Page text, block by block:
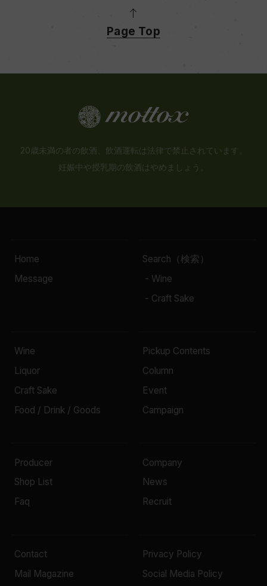
Page Top
20歳未満の者の飲酒、飲酒運転は法律で禁止されています。
妊娠中や授乳期の飲酒はやめましょう。
Home
Message
Search（検索）
- Wine
- Craft Sake
Wine
Liquor
Craft Sake
Food / Drink / Goods
Pickup Contents
Column
Event
Campaign
Producer
Shop List
Faq
Company
News
Recruit
Contact
Mail Magazine
Privacy Policy
Social Media Policy